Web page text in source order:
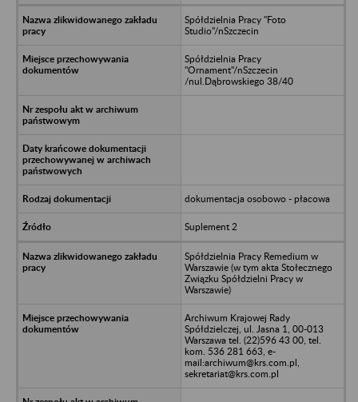
Spółdzielnia Pracy "Foto
Studio"/nSzczecin
Spółdzielnia Pracy
"Ornament"/nSzczecin
/nul.Dąbrowskiego 38/40
dokumentacja osobowo - płacowa
Suplement 2
Spółdzielnia Pracy Remedium w
Warszawie (w tym akta Stołecznego
Związku Spółdzielni Pracy w
Warszawie)
Archiwum Krajowej Rady
Spółdzielczej, ul. Jasna 1, 00-013
Warszawa tel. (22)596 43 00, tel.
kom. 536 281 663, e-
mail:archiwum@krs.com.pl,
sekretariat@krs.com.pl